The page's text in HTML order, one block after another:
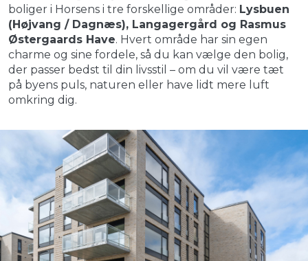
boliger i Horsens i tre forskellige områder: Lysbuen
(Højvang / Dagnæs), Langagergård og Rasmus
Østergaards Have. Hvert område har sin egen
charme og sine fordele, så du kan vælge den bolig,
der passer bedst til din livsstil – om du vil være tæt
på byens puls, naturen eller have lidt mere luft
omkring dig.